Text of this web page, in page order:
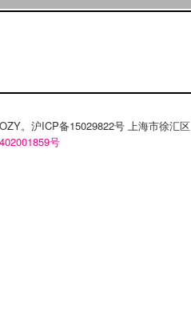
。沪ICP备15029822号 上海市徐汇区
号